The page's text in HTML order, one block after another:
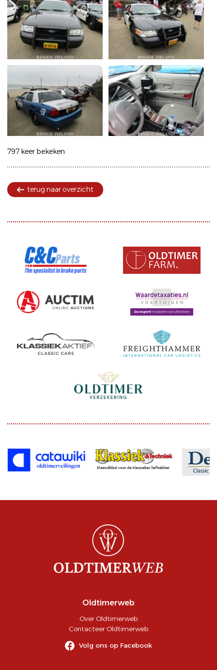
797 keer bekeken
terug naar overzicht
Oldtimerweb
Over Oldtimerweb
Contacteer Oldtimerweb
Volg ons op Facebook